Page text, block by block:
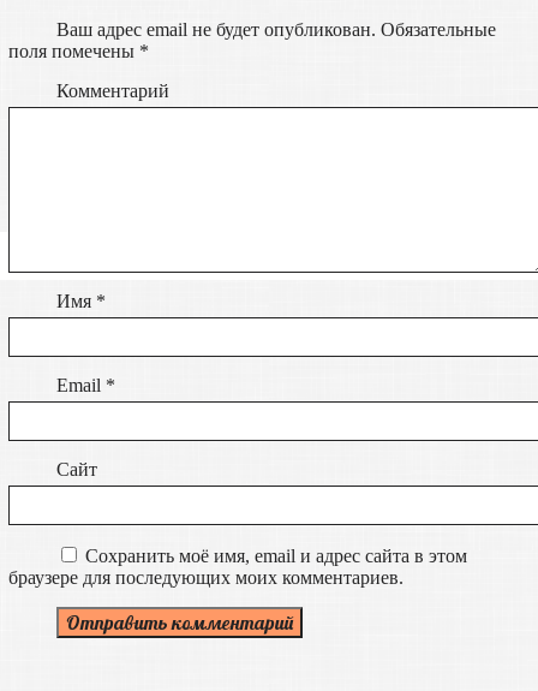
Ваш адрес email не будет опубликован. Обязательные
поля помечены *
Комментарий
Имя *
Email *
Сайт
Сохранить моё имя, email и адрес сайта в этом
браузере для последующих моих комментариев.